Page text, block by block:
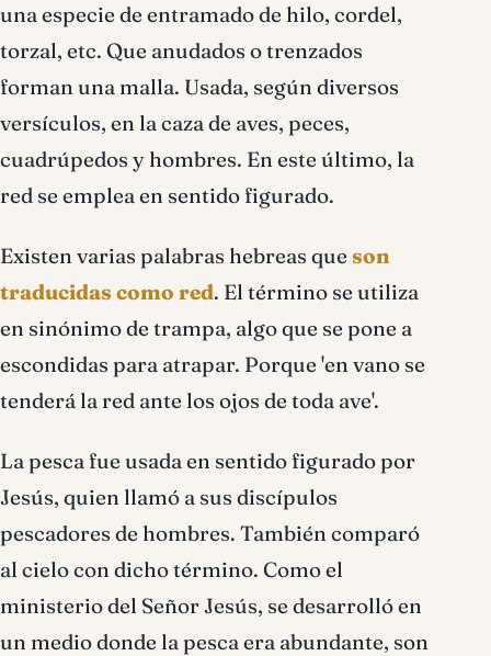
una especie de entramado de hilo, cordel,
torzal, etc. Que anudados o trenzados
forman una malla. Usada, según diversos
versículos, en la caza de aves, peces,
cuadrúpedos y hombres. En este último, la
red se emplea en sentido figurado.
Existen varias palabras hebreas que son
traducidas como red. El término se utiliza
en sinónimo de trampa, algo que se pone a
escondidas para atrapar. Porque 'en vano se
tenderá la red ante los ojos de toda ave'.
La pesca fue usada en sentido figurado por
Jesús, quien llamó a sus discí­pulos
pescadores de hombres. También comparó
al cielo con dicho término. Como el
ministerio del Señor Jesús, se desarrolló en
un medio donde la pesca era abundante, son